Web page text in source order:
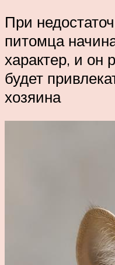
При
питомца
характер, и он
будет
хозяина